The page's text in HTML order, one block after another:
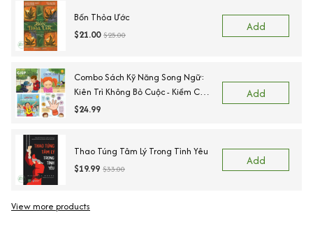
Bốn Thỏa Ước
$21.00 $25.00
Add
Combo Sách Kỹ Năng Song Ngữ:
Kiên Trì Không Bỏ Cuộc - Kiềm Chế
Cơn Tức Giận - Ngõ Lời Khi Cần
$24.99
Add
Thao Túng Tâm Lý Trong Tình Yêu
$19.99 $33.00
Add
View more products